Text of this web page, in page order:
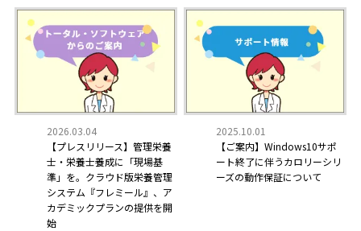
2026.03.04
【プレスリリース】管理栄養
士・栄養士養成に「現場基
準」を。クラウド版栄養管理
システム『フレミール』、ア
カデミックプランの提供を開
始
2025.10.01
【ご案内】Windows10サポ
ート終了に伴うカロリーシリ
ーズの動作保証について